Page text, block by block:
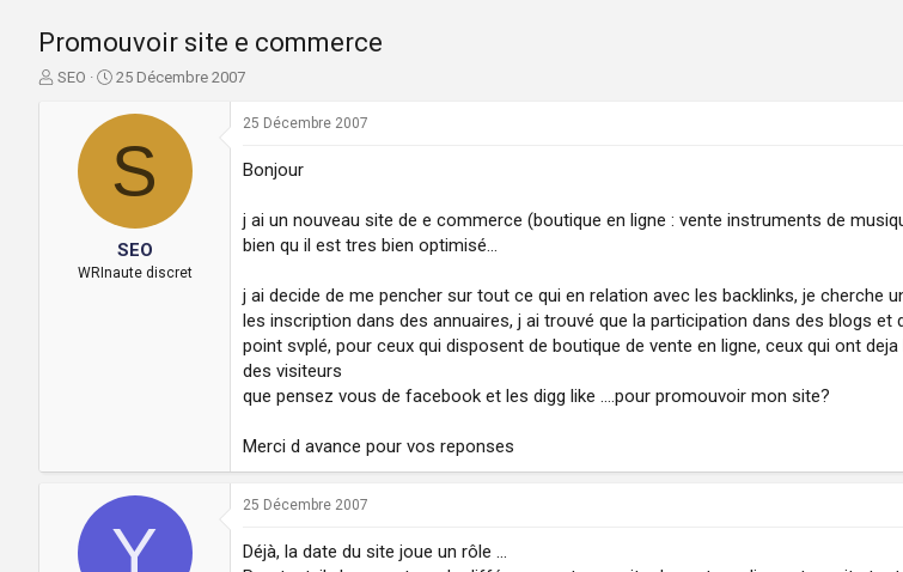
Promouvoir site e commerce
A
SEO
D
t
d
e
é
b
u
25 Décembre 2007
S
SEO
WRInaute discret
25 Décembre 2007
Bonjour
j ai un nouveau site de e commerce (boutique en ligne : vente instruments de
bien qu il est tres bien optimisé...
j ai decide de me pencher sur tout ce qui en relation avec les backlinks, je
les inscription dans des annuaires, j ai trouvé que la participation dans des blogs
point svplé, pour ceux qui disposent de boutique de vente en ligne, ceux qui ont
des visiteurs
que pensez vous de facebook et les digg like ....pour promouvoir mon site?
Merci d avance pour vos reponses
Y
25 Décembre 2007
Déjà, la date du site joue un rôle ...